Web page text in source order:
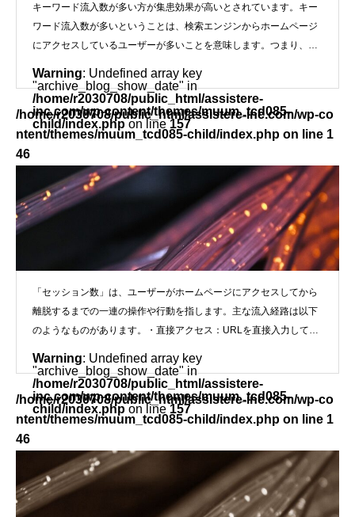
キーワード流入数が多い方が集患効果が高いとされています。キー
ワード流入数が多いということは、検索エンジンからホームページ
にアクセスしているユーザーが多いことを意味します。つまり、ホ
Warning: Undefined array key
"archive_blog_show_date" in
/home/r2030708/public_html/assistere-
inc.com/wp-content/themes/muum_tcd085-
child/index.php on line 157
/home/r2030708/public_html/assistere-inc.com/wp-co
ntent/themes/muum_tcd085-child/index.php on line 1
46
「セッション数」と「キーワード流入数」について
「セッション数」は、ユーザーがホームページにアクセスしてから
離脱するまでの一連の操作や行動を指します。主な流入経路は以下
のようなものがあります。・直接アクセス：URLを直接入力してア
Warning: Undefined array key
"archive_blog_show_date" in
/home/r2030708/public_html/assistere-
inc.com/wp-content/themes/muum_tcd085-
child/index.php on line 157
/home/r2030708/public_html/assistere-inc.com/wp-co
ntent/themes/muum_tcd085-child/index.php on line 1
46
「キーワード流入数」と「セッション数」どちらが大
切？